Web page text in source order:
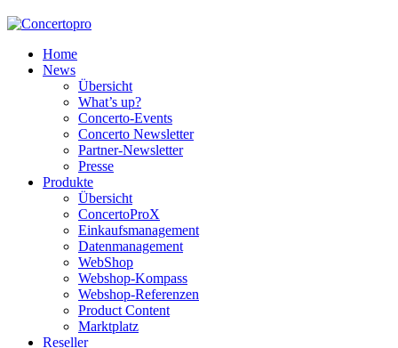
Home
News
Übersicht
What’s up?
Concerto-Events
Concerto Newsletter
Partner-Newsletter
Presse
Produkte
Übersicht
ConcertoProX
Einkaufsmanagement
Datenmanagement
WebShop
Webshop-Kompass
Webshop-Referenzen
Product Content
Marktplatz
Reseller